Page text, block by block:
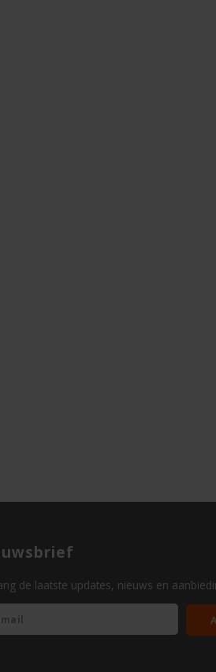
de laatste updates, nieuws en